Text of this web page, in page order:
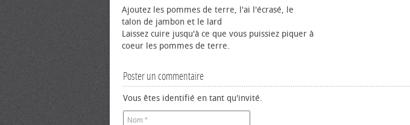
Ajoutez les pommes de terre, l'ai l'écrasé, le
talon de jambon et le lard
Laissez cuire jusqu'à ce que vous puissiez piquer à
cœur les pommes de terre.
Poster un commentaire
Vous êtes identifié en tant qu'invité.